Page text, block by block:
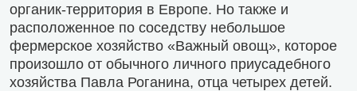
органик-территория в Европе. Но также и
расположенное по соседству небольшое
фермерское хозяйство «Важный овощ», которое
произошло от обычного личного приусадебного
хозяйства Павла Роганина, отца четырех детей.